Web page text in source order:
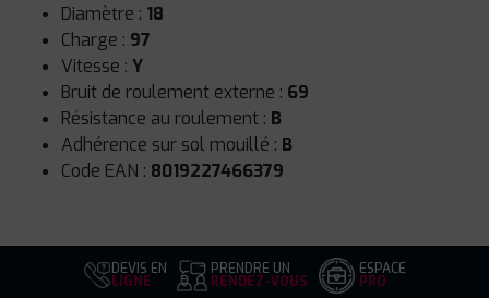
Diamètre : 18
Charge : 97
Vitesse : Y
Bruit de roulement externe : 69
Résistance au roulement : B
Adhérence sur sol mouillé : B
Code EAN : 8019227466379
DEVIS EN
LIGNE
PRENDRE UN
RENDEZ-VOUS
ESPACE
PRO